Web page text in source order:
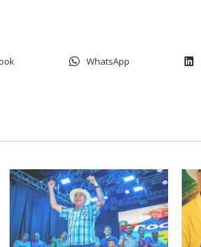
WhatsApp